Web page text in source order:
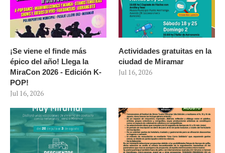
¡Se viene el finde más
épico del año! Llega la
MiraCon 2026 - Edición K-
POP!
Jul 16, 2026
Actividades gratuitas en la
ciudad de Miramar
Jul 16, 2026